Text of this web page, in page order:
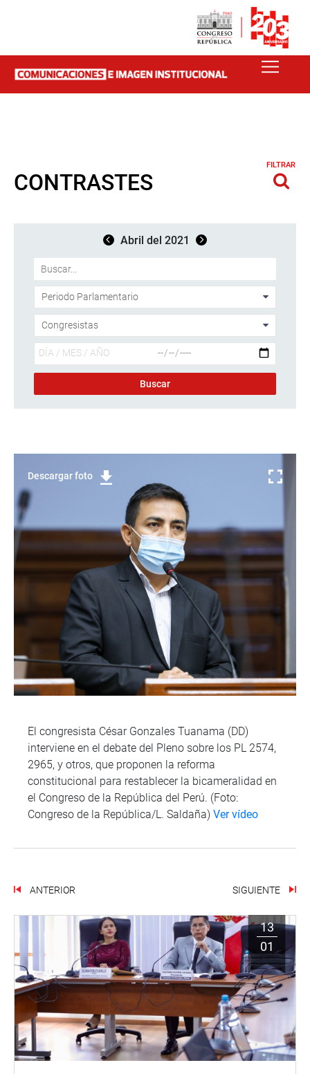
CONTRASTES
FILTRAR
Abril del 2021
Descargar foto
El congresista César Gonzales Tuanama (DD)
interviene en el debate del Pleno sobre los PL 2574,
2965, y otros, que proponen la reforma
constitucional para restablecer la bicameralidad en
el Congreso de la República del Perú. (Foto:
Congreso de la República/L. Saldaña) Ver vídeo
ANTERIOR SIGUIENTE
13
01